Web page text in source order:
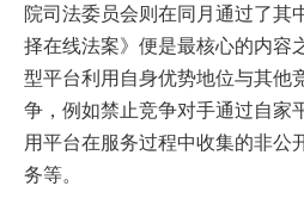
院司法委员会则在同月通过了其
择在线法案》便是最核心的内容
型平台利用自身优势地位与其他
争，例如禁止竞争对手通过自家
用平台在服务过程中收集的非公
务等。